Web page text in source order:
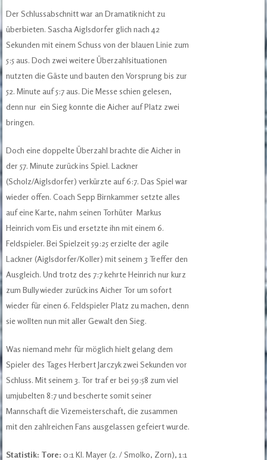
Der Schlussabschnitt war an Dramatik nicht zu
überbieten. Sascha Aiglsdorfer glich nach 42
Sekunden mit einem Schuss von der blauen Linie zum
5:5 aus. Doch zwei weitere Überzahlsituationen
nutzten die Gäste und bauten den Vorsprung bis zur
52. Minute auf 5:7 aus. Die Messe schien gelesen,
denn nur ein Sieg konnte die Aicher auf Platz zwei
bringen.
Doch eine doppelte Überzahl brachte die Aicher in
der 57. Minute zurück ins Spiel. Lackner
(Scholz/Aiglsdorfer) verkürzte auf 6:7. Das Spiel war
wieder offen. Coach Sepp Birnkammer setzte alles
auf eine Karte, nahm seinen Torhüter Markus
Heinrich vom Eis und ersetzte ihn mit einem 6.
Feldspieler. Bei Spielzeit 59:25 erzielte der agile
Lackner (Aiglsdorfer/Koller) mit seinem 3 Treffer den
Ausgleich. Und trotz des 7:7 kehrte Heinrich nur kurz
zum Bully wieder zurück ins Aicher Tor um sofort
wieder für einen 6. Feldspieler Platz zu machen, denn
sie wollten nun mit aller Gewalt den Sieg.
Was niemand mehr für möglich hielt gelang dem
Spieler des Tages Herbert Jarczyk zwei Sekunden vor
Schluss. Mit seinem 3. Tor traf er bei 59:58 zum viel
umjubelten 8:7 und bescherte somit seiner
Mannschaft die Vizemeisterschaft, die zusammen
mit den zahlreichen Fans ausgelassen gefeiert wurde.
Statistik: Tore: 0:1 Kl. Mayer (2. / Smolko, Zorn), 1:1